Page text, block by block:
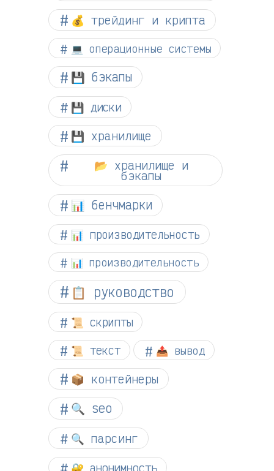
💰 трейдинг и крипта
💻 операционные системы
💾 бэкапы
💾 диски
💾 хранилище
📂 хранилище и
бэкапы
📊 бенчмарки
📊 производительность
📊 производительность
📋 руководство
📜 скрипты
📜 текст 📤 вывод
📦 контейнеры
🔍 seo
🔍 парсинг
🔐 анонимность